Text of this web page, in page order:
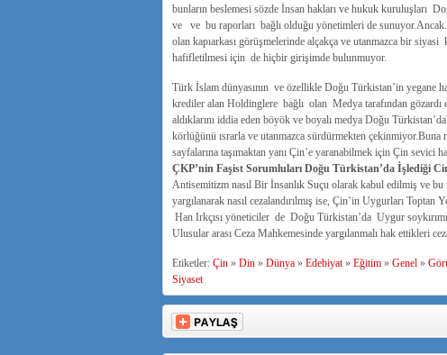
bunların beslemesi sözde İnsan hakları ve hukuk kuruluşları
ve ve bu raporları bağlı olduğu yönetimleri de
olan kapıarkası görüşmelerinde alçakça ve utanmazca bir
hafifletilmesi için de hiçbir girişimde bulunmuyor.
Türk İslam dünyasının ve özellikle Doğu Türkistan’in yegane
krediler alan Holdinglere bağlı olan Medya tarafından gözardı
aldıklarını iddia eden böyök ve boyalı medya Doğu
körlüğünü ısrarla ve utanmazca sürdürmekten çekinmiyor.Buna
sayfalarına taşımaktan yanı Çin’e yaranabilmek için Çin
ÇKP’nin Faşist Sorumluları Doğu Türkistan’da İşlediği
Antisemitizm nasıl Bir İnsanlık Suçu olarak kabul edilmiş ve
yargılanarak nasıl cezalandırılmış ise, Çin’in Uygurları
Han Irkçısı yöneticiler de Doğu Türkistan’da Uygur
Ulusular arası Ceza Mahkemesinde yargılanmalı hak ettikleri
Etiketler: Çin» Din» Dünya» Edebiyat» Eğitim» Genel»
Siyaset